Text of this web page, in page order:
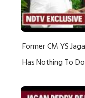
Former CM YS
Has Nothing To